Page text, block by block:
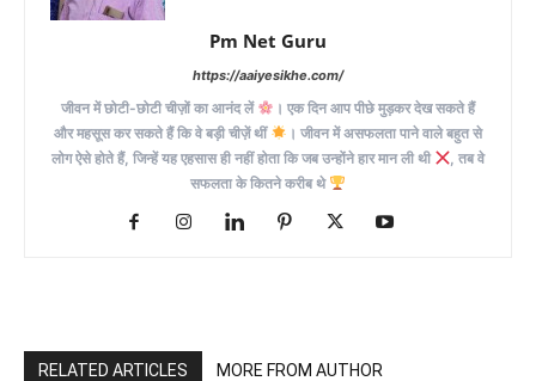
Pm Net Guru
https://aaiyesikhe.com/
जीवन में छोटी-छोटी चीज़ों का आनंद लें
। एक दिन आप पीछे मुड़कर देख सकते हैं
और महसूस कर सकते हैं कि वे बड़ी चीज़ें थीं
। जीवन में असफलता पाने वाले बहुत से
लोग ऐसे होते हैं, जिन्हें यह एहसास ही नहीं होता कि जब उन्होंने हार मान ली थी
, तब वे
सफलता के कितने करीब थे
RELATED ARTICLES MORE FROM AUTHOR